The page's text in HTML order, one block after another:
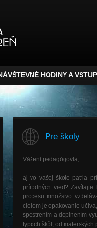
HODINY A
Pre školy
Vážení pedagógovia,
aj vo vašej škole patria
prírodných vied?Zavítajte
procesu množstvo
cieľom jeopakovanie učiva
spestrením adoplnením
typoch škôl , od materských